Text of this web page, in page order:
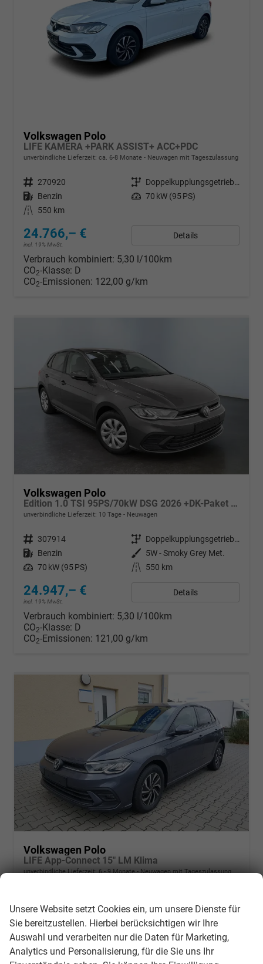
Volkswagen Polo
LIFE KAMERA +PARK ASSIST+ ACC+PDC
unverbindliche Lieferzeit: ca. 6-8 Monate Neuwagen mit Tageszulassung
Fahrzeugnr. 270920 Getriebe
Doppelkupplungsgetriebe (DSG)
Kraftstoff Benzin Leistung 70 kW (95 PS)
Kilometerstand
550 km
24.766,– €
incl. 19% MwSt.
Details
Verbrauch kombiniert: 5,30 l/100km
CO2-Klasse: D
CO2-Emissionen: 122,00 g/km
Volkswagen Polo
Edition 1.0 TSI 95PS/70kW DSG 2026 +DK-Paket +RFK +Getönte Heckscheiben +TravelAssist +LED
unverbindliche Lieferzeit: 10 Tage Neuwagen
Fahrzeugnr. 307914 Getriebe
Doppelkupplungsgetriebe (DSG)
Kraftstoff Benzin Außenfarbe
5W - Smoky Grey Met.
Leistung 70 kW (95 PS) Kilometerstand 550 km
24.947,– €
incl. 19% MwSt.
Details
Verbrauch kombiniert: 5,30 l/100km
CO2-Klasse: D
CO2-Emissionen: 121,00 g/km
Volkswagen Polo
LIFE App-Connect 15" LM Klima
unverbindliche Lieferzeit: 6 - 9 Monate Neuwagen mit Tageszulassung
Kraftstoff
Benzin Leistung 70 kW (95 PS)
Kilometerstand 550 km
25.002,– €
incl. 19% MwSt.
Details
Unsere Website setzt Cookies ein, um unsere Dienste für
Sie bereitzustellen. Hierbei berücksichtigen wir Ihre
Auswahl und verarbeiten nur die Daten für Marketing,
Analytics und Personalisierung, für die Sie uns Ihr